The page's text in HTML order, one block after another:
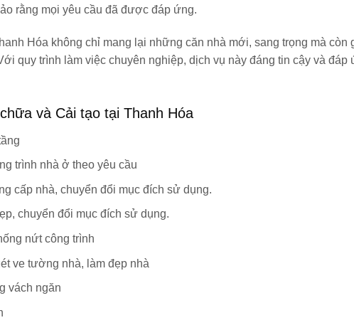
rằng mọi yêu cầu đã được đáp ứng.
Hóa không chỉ mang lại những căn nhà mới, sang trọng mà còn
quy trình làm việc chuyên nghiệp, dịch vụ này đáng tin cậy và đáp
và Cải tạo tại Thanh Hóa
trình nhà ở theo yêu cầu
cấp nhà, chuyển đổi mục đích sử dụng.
chuyển đổi mục đích sử dụng.
nứt công trình
ve tường nhà, làm đẹp nhà
vách ngăn